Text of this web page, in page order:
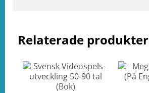
Relaterade produkter